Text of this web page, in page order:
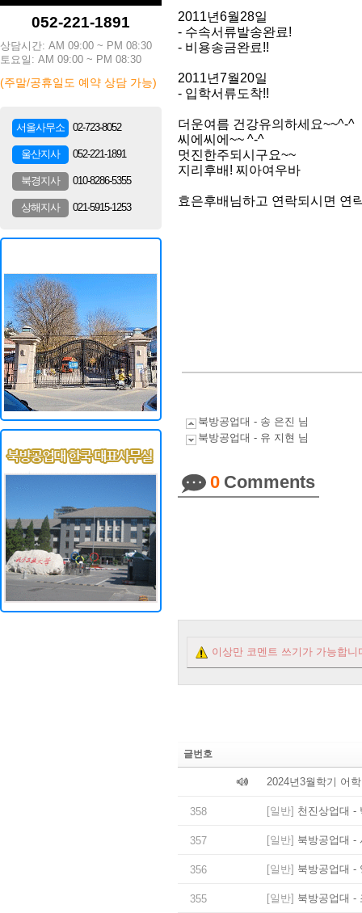
052-221-1891
상담시간: AM 09:00 ~ PM 08:30
토요일: AM 09:00 ~ PM 08:30
(주말/공휴일도 예약 상담 가능)
서울사무소 02-723-8052
울산지사 052-221-1891
북경지사 010-8286-5355
상해지사 021-5915-1253
2011년6월28일
- 수속서류발송완료!
- 비용송금완료!!
2011년7월20일
- 입학서류도착!!
더운여름 건강유의하세요~~^-^
씨에씨에~~ ^-^
멋진한주되시구요~~
지리후배! 찌아여우바
효은후배님하고 연락되시면 연
북방공업대 - 송 은진 님
북방공업대 - 유 지현 님
0 Comments
이상만 코멘트 쓰기가 가능합니
글번호
2024년3월학기 어
358 [일반] 천진상업대 -
357 [일반] 북방공업대 -
356 [일반] 북방공업대 -
355 [일반] 북방공업대 -